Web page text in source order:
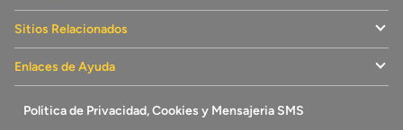
Sitios Relacionados
Enlaces de Ayuda
Politica de Privacidad, Cookies y Mensajeria SMS